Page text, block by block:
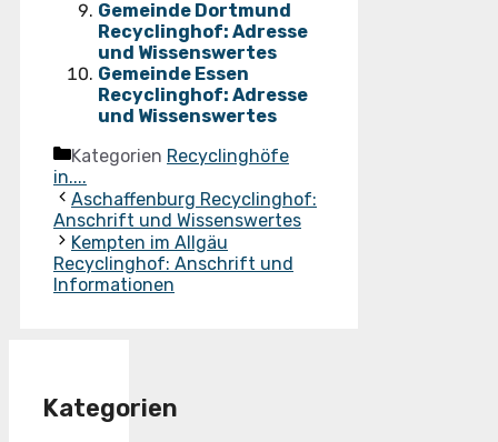
Gemeinde Dortmund
Recyclinghof: Adresse
und Wissenswertes
Gemeinde Essen
Recyclinghof: Adresse
und Wissenswertes
Kategorien Recyclinghöfe
in....
Aschaffenburg Recyclinghof:
Anschrift und Wissenswertes
Kempten im Allgäu
Recyclinghof: Anschrift und
Informationen
Kategorien